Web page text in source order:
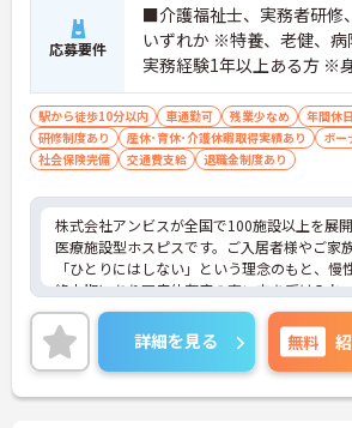
応募要件
■介護福祉士、実務者研修
いずれか ※特養、老健、病
実務経験1年以上ある方 ※
以上ある方、機械浴の使用
歓迎
駅から徒歩10分以内 車通勤可 残業少なめ
年間休
研修制度あり
産休･育休･介護休暇取得実績あり
ボー
社会保険完備
交通費支給 退職金制度あり
株式会社アンビスが全国で100施設以上を展
医療施設型ホスピスです。ご入居者様やご家
「ひとりにはしない」という理念のもと、慢
終末期にあり医療依存度の高い方を受け入れ
医療を支える社会的意義の高い事業を推進し
す。現場には看護師が24時間常駐しています。
時の対応や医療行為は看護師が担当するため
者研修や実務者研修の方も食事介助や入浴介
の生活を支えるケアに専念できる環境です。
詳細を見る 無料